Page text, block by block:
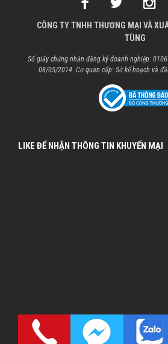
CÔNG TY TNHH THƯƠNG MẠI VÀ
TÙNG
Số giấy chứng nhận đăng ký doanh nghiệp:
08/05/2014. Cơ quan cấp: Sở kế hoạch và
LIKE ĐỂ NHẬN THÔNG TIN KHUYẾN MẠI